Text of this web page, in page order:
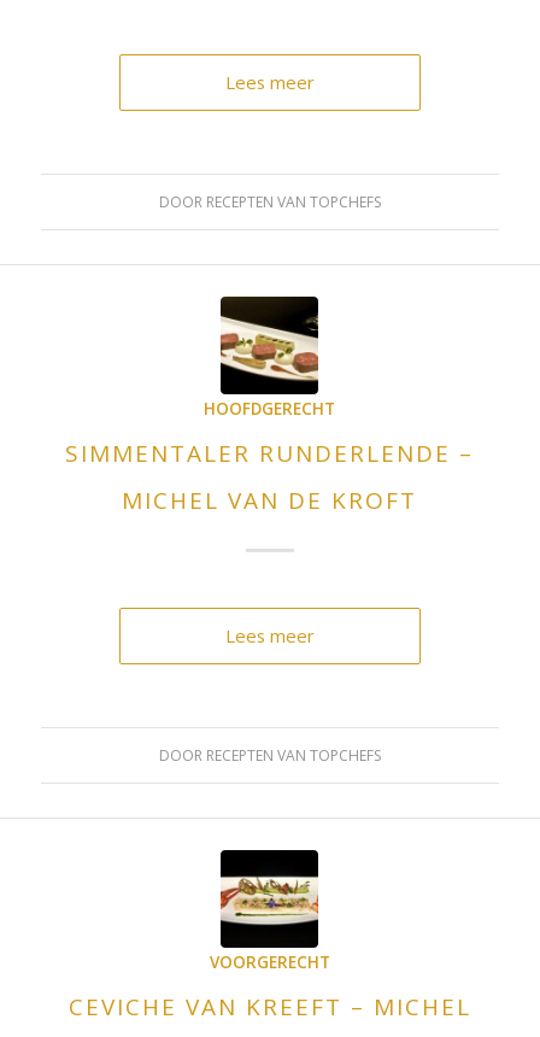
Lees meer
DOOR RECEPTEN VAN TOPCHEFS
HOOFDGERECHT
SIMMENTALER RUNDERLENDE –
MICHEL VAN DE KROFT
Lees meer
DOOR RECEPTEN VAN TOPCHEFS
VOORGERECHT
CEVICHE VAN KREEFT – MICHEL